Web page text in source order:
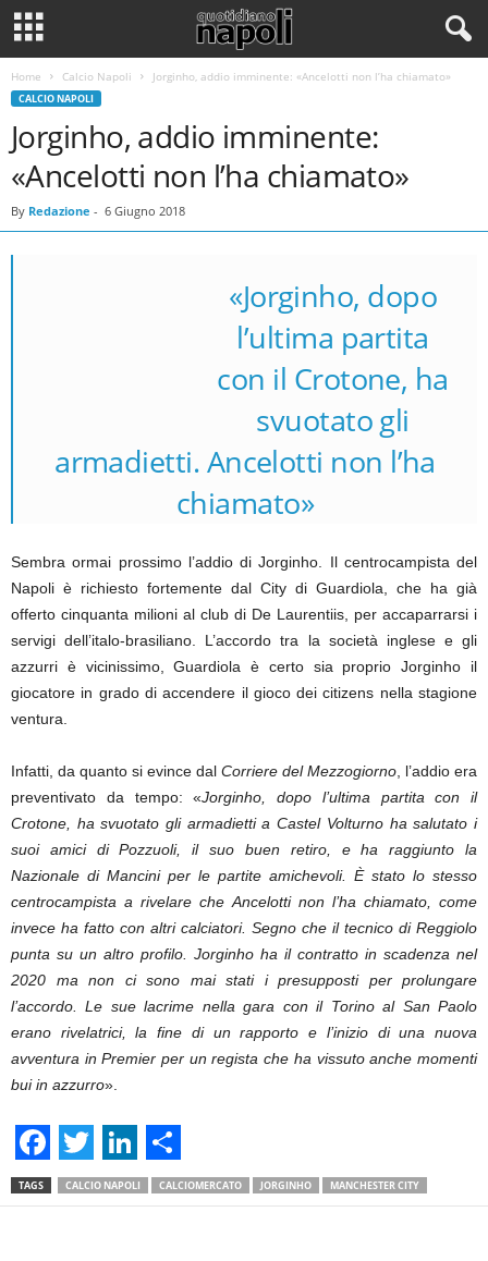
Home Calcio Napoli Jorginho, addio imminente: «Ancelotti non l’ha chiamato»
CALCIO NAPOLI
Jorginho, addio imminente:
«Ancelotti non l’ha chiamato»
By Redazione - 6 Giugno 2018
«Jorginho, dopo
l’ultima partita
con il Crotone, ha
svuotato gli
armadietti. Ancelotti non l’ha
chiamato»
Sembra ormai prossimo l’addio di Jorginho. Il centrocampista del
Napoli è richiesto fortemente dal City di Guardiola, che ha già
offerto cinquanta milioni al club di De Laurentiis, per accaparrarsi i
servigi dell’italo-brasiliano. L’accordo tra la società inglese e gli
azzurri è vicinissimo, Guardiola è certo sia proprio Jorginho il
giocatore in grado di accendere il gioco dei citizens nella stagione
ventura.
Infatti, da quanto si evince dal Corriere del Mezzogiorno , l’addio era
preventivato da tempo: «Jorginho, dopo l’ultima partita con il
Crotone, ha svuotato gli armadietti a Castel Volturno ha salutato i
suoi amici di Pozzuoli, il suo buen retiro, e ha raggiunto la
Nazionale di Mancini per le partite amichevoli. È stato lo stesso
centrocampista a rivelare che Ancelotti non l’ha chiamato, come
invece ha fatto con altri calciatori. Segno che il tecnico di Reggiolo
punta su un altro profilo. Jorginho ha il contratto in scadenza nel
2020 ma non ci sono mai stati i presupposti per prolungare
l’accordo. Le sue lacrime nella gara con il Torino al San Paolo
erano rivelatrici, la fine di un rapporto e l’inizio di una nuova
avventura in Premier per un regista che ha vissuto anche momenti
bui in azzurro».
F
a
T
w
L
i
S
h
TAGS CALCIO NAPOLI CALCIOMERCATO JORGINHO MANCHESTER CITY